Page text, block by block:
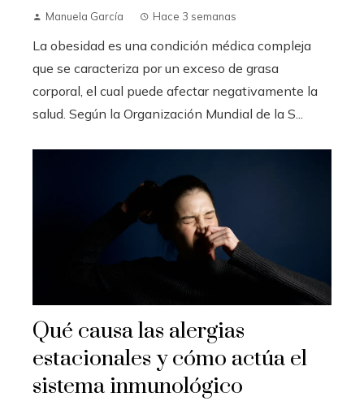
Manuela García Hace 3 semanas
La obesidad es una condición médica compleja
que se caracteriza por un exceso de grasa
corporal, el cual puede afectar negativamente la
salud. Según la Organización Mundial de la S...
Qué causa las alergias
estacionales y cómo actúa el
sistema inmunológico